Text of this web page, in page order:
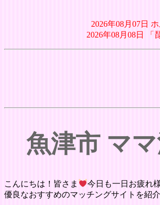
2026年08月07日
2026年08月08日
魚津市 マ
こんにちは！皆さま 今日も一日お疲れ
優良なおすすめのマッチングサイトを紹